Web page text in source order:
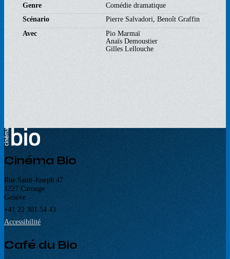
Genre
Comédie dramatique
Scénario
Pierre Salvadori, Benoît Graffin
Avec
Pio Marmaï
Anaïs Demoustier
Gilles Lellouche
Cinéma Bio
Rue Saint-Joseph 47
1227 Carouge
Genève
+41 22 301 54 43
Accessibilité
Café du Bio